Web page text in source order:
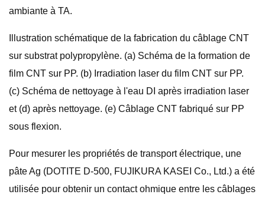
ambiante à TA.
Illustration schématique de la fabrication du câblage CNT
sur substrat polypropylène. (a) Schéma de la formation de
film CNT sur PP. (b) Irradiation laser du film CNT sur PP.
(c) Schéma de nettoyage à l'eau DI après irradiation laser
et (d) après nettoyage. (e) Câblage CNT fabriqué sur PP
sous flexion.
Pour mesurer les propriétés de transport électrique, une
pâte Ag (DOTITE D-500, FUJIKURA KASEI Co., Ltd.) a été
utilisée pour obtenir un contact ohmique entre les câblages